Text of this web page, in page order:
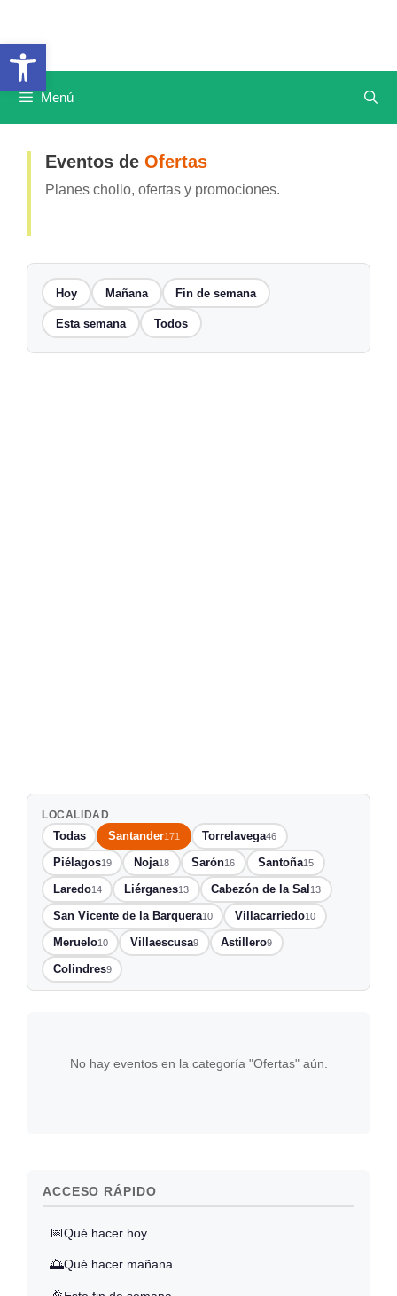
Abrir barra de herramientas
contenido
Menú
Eventos de Ofertas
Planes chollo, ofertas y promociones.
Hoy Mañana Fin de semana
Esta semana Todos
LOCALIDAD
Todas Santander171 Torrelavega46
Piélagos19 Noja18 Sarón16 Santoña15
Laredo14 Liérganes13 Cabezón de la Sal 13
San Vicente de la Barquera10 Villacarriedo10
Meruelo10 Villaescusa9 Astillero9
Colindres9
No hay eventos en la categoría "Ofertas" aún.
ACCESO RÁPIDO
📅Qué hacer hoy
🌅Qué hacer mañana